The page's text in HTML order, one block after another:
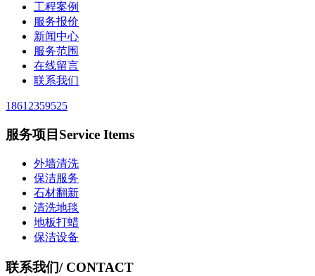
工程案例
服务报价
新闻中心
服务范围
在线留言
联系我们
18612359525
服务项目 Service Items
外墙清洗
保洁服务
石材翻新
清洗地毯
地板打蜡
保洁设备
联系我们/ CONTACT